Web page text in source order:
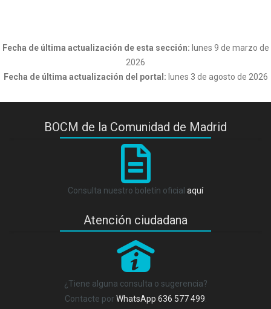
Fecha de última actualización de esta sección: lunes 9 de marzo de
2026
Fecha de última actualización del portal: lunes 3 de agosto de 2026
BOCM de la Comunidad de Madrid
Consulta nuestro boletín oficial aquí
Atención ciudadana
P
¿Tiene alguna consulta o sugerencia?
Contacte por WhatsApp 636 577 499